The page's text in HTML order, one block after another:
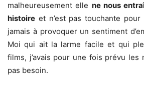
malheureusement elle ne nous
histoire et n’est pas touchante pour
jamais à provoquer un sentiment
Moi qui ait la larme facile et qui
films, j’avais pour une fois prévu les
pas besoin.